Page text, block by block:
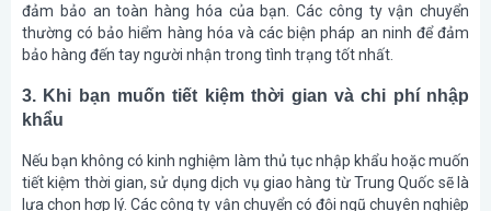
đảm bảo an toàn hàng hóa của bạn. Các công ty vận chuyển
thường có bảo hiểm hàng hóa và các biện pháp an ninh để đảm
bảo hàng đến tay người nhận trong tình trạng tốt nhất.
3. Khi bạn muốn tiết kiệm thời gian và chi phí nhập
khẩu
Nếu bạn không có kinh nghiệm làm thủ tục nhập khẩu hoặc muốn
tiết kiệm thời gian, sử dụng dịch vụ giao hàng từ Trung Quốc sẽ là
lựa chọn hợp lý. Các công ty vận chuyển có đội ngũ chuyên nghiệp